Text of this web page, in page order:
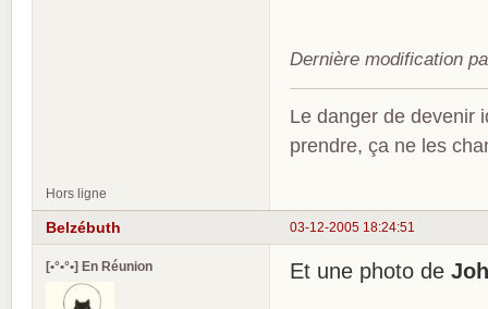
Dernière modification
Le danger de devenir
prendre, ça ne les
Hors ligne
03-12-2005 18:24:51
Belzébuth
[•°•°•] En Réunion Et une photo de